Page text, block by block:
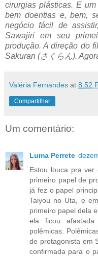
cirurgias plásticas. E
bem doentias e, bem,
negócio fácil de
Sawajiri em seu
produção. A direção do
Sakuran (さくらん).
Valéria Fernandes at 8:52
Compartilhar
Um comentário:
Luma Perrete
Estou louca pra
primeiro papel de
já fez o papel
Taiyou no Uta, e
primeiro papel dela
ela ficou
polêmicas.
de protagonista em
confirmada para o